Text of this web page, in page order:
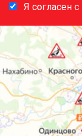
Я согласен с